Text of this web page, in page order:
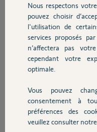
Chauffage
Autres produits
Devis avec un pro
Contact
Réponses
Vous ne pouvez pas.
Si vous voulez utiliser le
Si vous souhaitez être en
ouvertures il n'y a que le
Nous respectons
pouvez choisir
l'utilisation de
services proposés
n’affectera pas
cependant votre
optimale.
Vous pouvez
consentement à
préférences des
veuillez consulter notre